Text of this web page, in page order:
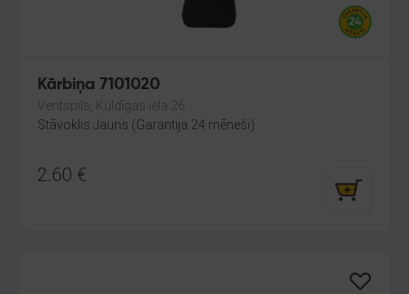
Kārbiņa 7101020
Ventspils, Kuldīgas iela 26
Stāvoklis Jauns (Garantija 24 mēneši)
2.60 €